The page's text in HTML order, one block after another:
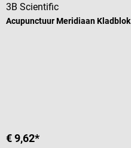
3B Scientific
Acupunctuur Meridiaan Kladblok
€ 9,62*